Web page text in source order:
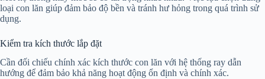
loại con lăn giúp đảm bảo độ bền và tránh hư hỏng trong quá trình sử
dụng.
Kiểm tra kích thước lắp đặt
Cần đối chiếu chính xác kích thước con lăn với hệ thống ray dẫn
hướng để đảm bảo khả năng hoạt động ổn định và chính xác.